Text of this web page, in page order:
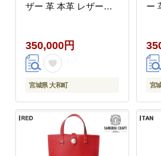
ザー 革 本革 レザー製
手縫い ハンドメイド フ
ァッション 小物
Samurai Craft【株式会
社Stand Field】ta282-
350,000円
宮城県 大和町
ー
縫
ッ
宮